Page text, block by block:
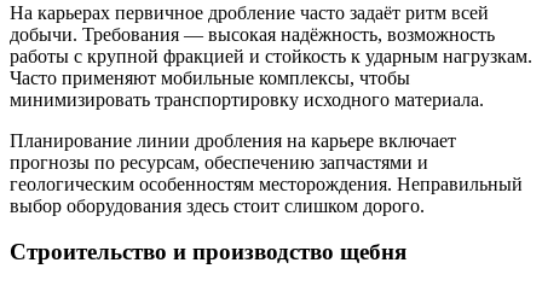
На карьерах первичное дробление часто задаёт ритм всей
добычи. Требования — высокая надёжность, возможность
работы с крупной фракцией и стойкость к ударным нагрузкам.
Часто применяют мобильные комплексы, чтобы
минимизировать транспортировку исходного материала.
Планирование линии дробления на карьере включает
прогнозы по ресурсам, обеспечению запчастями и
геологическим особенностям месторождения. Неправильный
выбор оборудования здесь стоит слишком дорого.
Строительство и производство щебня